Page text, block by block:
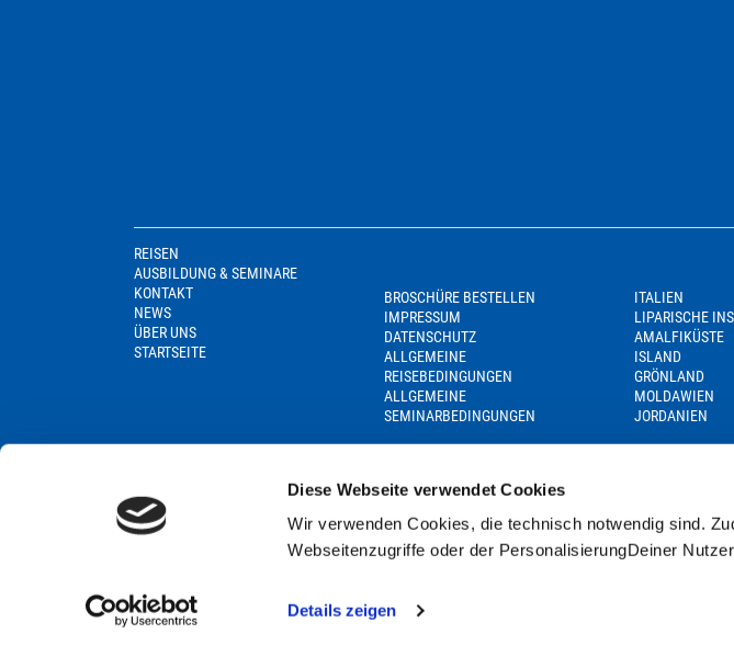
Diese Webseite verwendet Cookies
Wir verwenden Cookies, die technisch notwendig sind.
Webseitenzugriffe oder der PersonalisierungDeiner
Details zeigen
REISEN
AUSBILDUNG & SEMINARE
KONTAKT
NEWS
ÜBER UNS
STARTSEITE
BROSCHÜRE BESTELLEN
IMPRESSUM
DATENSCHUTZ
ALLGEMEINE
REISEBEDINGUNGEN
ALLGEMEINE
SEMINARBEDINGUNGEN
ITALIEN
LIPARISCHE
AMALFIKÜSTE
ISLAND
GRÖNLAND
MOLDAWIEN
JORDANIEN